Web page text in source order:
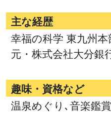
主な経歴
幸福の科学 東九州
元・株式会社大分銀
趣味・資格など
温泉めぐり､音楽鑑